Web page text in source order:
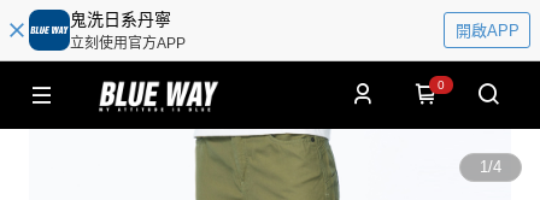
鬼洗日系丹寧
立刻使用官方APP
開啟APP
0
1/4